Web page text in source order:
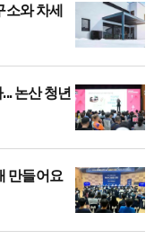
소와 차세
논산 청년
만들어요